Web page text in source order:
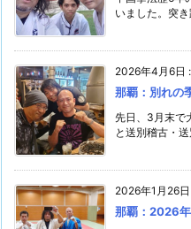
いました。突
2026年4月6日 :
那覇：別れの
先日、3月末で
と送別稽古・
2026年1月26日
那覇：2026